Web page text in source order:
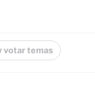
votar temas